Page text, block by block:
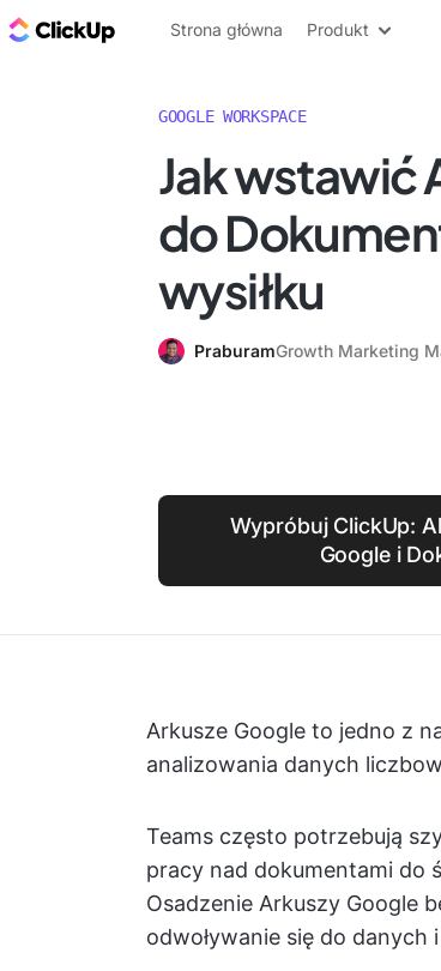
ClickUp Blog
Strona główna Produkt
GOOGLE WORKSPACE
Jak wstawić
do
wysiłku
PraburamGrowth Marketing
Wypróbuj ClickUp:
Google i
Arkusze Google to jedno z
analizowania danych
Teams często potrzebują
pracy nad dokumentami do
Osadzenie Arkuszy Google
odwoływanie się do danych